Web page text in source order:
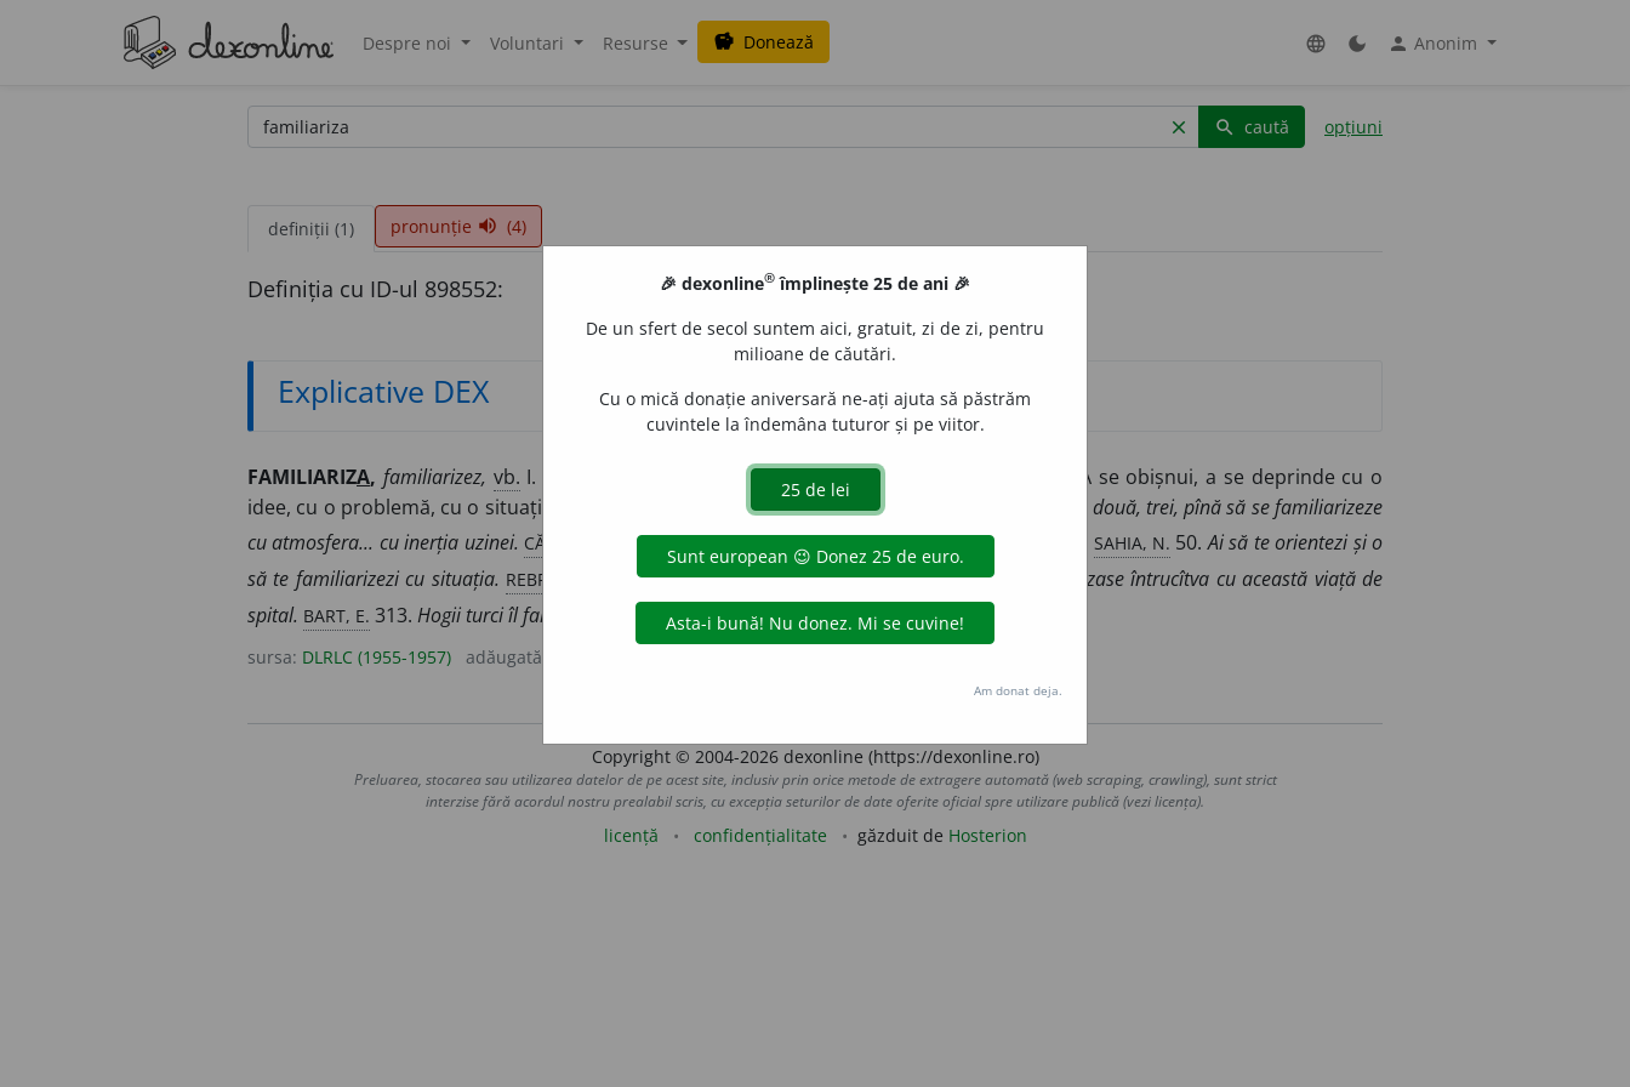
Despre noi Voluntari Resurse savings Donează language dark_mode person Anonim
clear search caută opțiuni
definiții (1) pronunție volume_up (4)
Definiția cu ID-ul 898552:
Explicative DEX
FAMILIARIZA, familiarizez, vb. I. (Urmat de determinări introduse prin
A se obișnui, a se deprinde cu o
idee, cu o problemă, cu o situație etc.; a căpăta cunoștințe într-un anumit domeniu.
O vizită, două, trei, pînă să se familiarizeze
cu atmosfera... cu inerția uzinei. CĂLUGĂRU, O. P.90.De cînd tot venim, ne-am familiarizat cu gara. SAHIA, N. 50.Ai să te orientezi și o
să te familiarizezi cu situația. REBREANU, P. S.140. ◊Tranz. Școala care o făcuse... o familiarizase întrucîtva cu această viață de
spital. BART, E. 313. Hogii turci îl familiarizară cu limba și literatura otomană. ODOBESCU, S.
sursa: DLRLC (1955-1957) adăugată de
Copyright © 2004-2026 dexonline (https://dexonline.ro)
Preluarea, stocarea sau utilizarea datelor de pe acest site, inclusiv prin orice metode de extragere automată (web scraping, crawling), sunt strict
interzise fără acordul nostru prealabil scris, cu excepția seturilor de date oferite oficial spre utilizare publică (vezi licența).
licență confidențialitate găzduit de Hosterion
🎉 dexonline® împlinește 25 de ani 🎉
De un sfert de secol suntem aici, gratuit, zi de zi, pentru
milioane de căutări.
Cu o mică donație aniversară ne-ați ajuta să păstrăm
cuvintele la îndemâna tuturor și pe viitor.
Am donat deja.